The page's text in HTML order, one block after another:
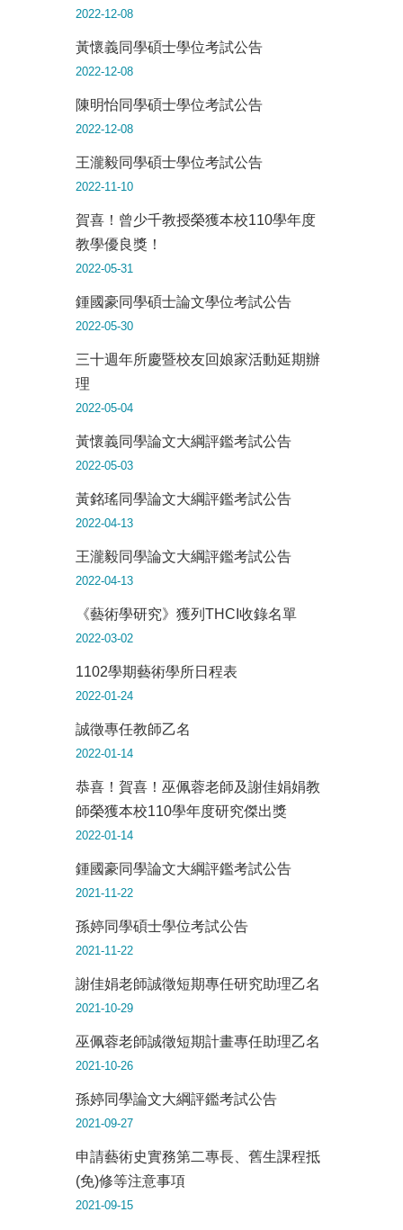
2022-12-08
黃懷義同學碩士學位考試公告
2022-12-08
陳明怡同學碩士學位考試公告
2022-12-08
王瀧毅同學碩士學位考試公告
2022-11-10
賀喜！曾少千教授榮獲本校110學年度
教學優良獎！
2022-05-31
鍾國豪同學碩士論文學位考試公告
2022-05-30
三十週年所慶暨校友回娘家活動延期辦
理
2022-05-04
黃懷義同學論文大綱評鑑考試公告
2022-05-03
黃銘瑤同學論文大綱評鑑考試公告
2022-04-13
王瀧毅同學論文大綱評鑑考試公告
2022-04-13
《藝術學研究》獲列THCI收錄名單
2022-03-02
1102學期藝術學所日程表
2022-01-24
誠徵專任教師乙名
2022-01-14
恭喜！賀喜！巫佩蓉老師及謝佳娟娟教
師榮獲本校110學年度研究傑出獎
2022-01-14
鍾國豪同學論文大綱評鑑考試公告
2021-11-22
孫婷同學碩士學位考試公告
2021-11-22
謝佳娟老師誠徵短期專任研究助理乙名
2021-10-29
巫佩蓉老師誠徵短期計畫專任助理乙名
2021-10-26
孫婷同學論文大綱評鑑考試公告
2021-09-27
申請藝術史實務第二專長、舊生課程抵
(免)修等注意事項
2021-09-15